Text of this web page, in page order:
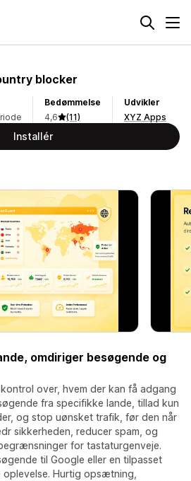
blocker
Bedømmelse
4,6
(11)
Udvikler
XYZ Apps
Installér
omdiriger besøgende og
over, hvem der kan få adgang
fra specifikke lande, tillad kun
og stop uønsket trafik, før den når
sikkerheden, reducer spam, og
for tastaturgenveje.
til Google eller en tilpasset
Hurtig opsætning,